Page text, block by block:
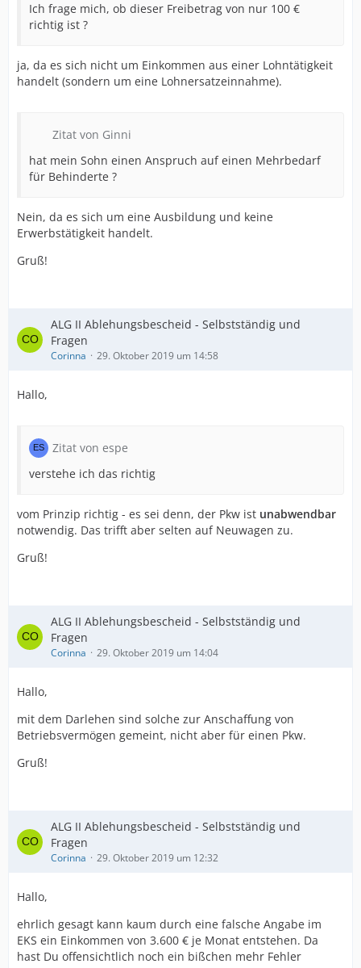
Ich frage mich, ob dieser Freibetrag von nur 100 €
richtig ist ?
ja, da es sich nicht um Einkommen aus einer Lohntätigkeit
handelt (sondern um eine Lohnersatzeinnahme).
Zitat von Ginni
hat mein Sohn einen Anspruch auf einen Mehrbedarf
für Behinderte ?
Nein, da es sich um eine Ausbildung und keine
Erwerbstätigkeit handelt.
Gruß!
ALG II Ablehungsbescheid - Selbstständig und
Fragen
Corinna 29. Oktober 2019 um 14:58
Hallo,
Zitat von espe
verstehe ich das richtig
vom Prinzip richtig - es sei denn, der Pkw ist unabwendbar
notwendig. Das trifft aber selten auf Neuwagen zu.
Gruß!
ALG II Ablehungsbescheid - Selbstständig und
Fragen
Corinna 29. Oktober 2019 um 14:04
Hallo,
mit dem Darlehen sind solche zur Anschaffung von
Betriebsvermögen gemeint, nicht aber für einen Pkw.
Gruß!
ALG II Ablehungsbescheid - Selbstständig und
Fragen
Corinna 29. Oktober 2019 um 12:32
Hallo,
ehrlich gesagt kann kaum durch eine falsche Angabe im
EKS ein Einkommen von 3.600 € je Monat entstehen. Da
hast Du offensichtlich noch ein bißchen mehr Fehler